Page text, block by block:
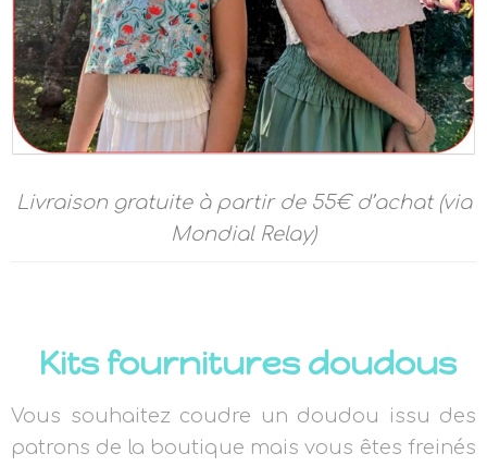
Livraison gratuite à partir de 55€ d’achat (via
Mondial Relay)
Kits fournitures doudous
Vous souhaitez coudre un doudou issu des
patrons de la boutique mais vous êtes freinés